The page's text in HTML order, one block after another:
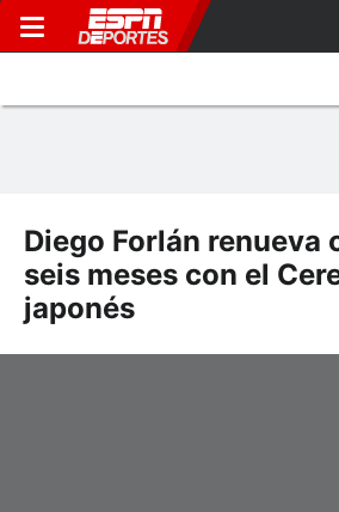
Diego Forlán renueva
seis meses con el
japonés